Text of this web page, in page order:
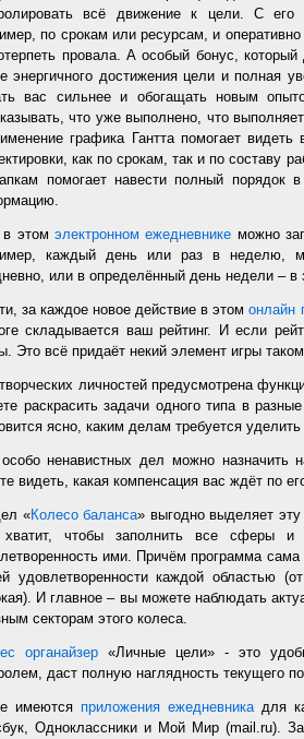
всё движение к цели. С
по срокам или ресурсам, и
провала. А особый бонус,
энергичного достижения цели и полная
вас сильнее и обогащать новым
что уже выполнено, что
графика Гантта помогает
как по срокам, так и по составу
помогает навести полный порядок
в этомэлектронном ежедневнике можно
каждый день или раз в неделю,
или в определённый день недели – в
за каждое новое действие в этомонлайн
складывается ваш рейтинг. И если
Это всё придаёт некий элемент игры
личностей предусмотрена
раскрасить задачи одного типа в
ясно, каким делам требуется
ненавистных дел можно назначить
видеть, какая компенсация вас ждёт по
«Колесо баланса» выгодно выделяет
чтобы заполнить все сферы и
ими. Причём программа
удовлетворенности каждой областью
И главное – вы можете наблюдать
секторам этого колеса.
органайзер «Личные цели» - это
даст полную наглядность текущего
имеются приложения ежедневникадля
Одноклассники и Мой Мир (mail.ru).